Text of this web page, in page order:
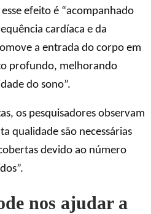
efeito é “acompanhado
cardíaca e da
a entrada do corpo em
profundo, melhorando
do sono”.
os pesquisadores observam
qualidade são necessárias
devido ao número
nos ajudar a